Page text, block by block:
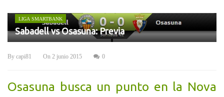
LIGA SMARTBANK
Sabadell vs Osasuna: Previa
By capi81 On 2 junio 2015 0
Osasuna busca un punto en la Nova